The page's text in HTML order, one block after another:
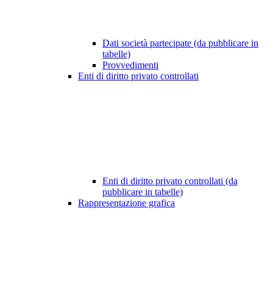
Dati società partecipate (da pubblicare in
tabelle)
Provvedimenti
Enti di diritto privato controllati
Enti di diritto privato controllati (da
pubblicare in tabelle)
Rappresentazione grafica